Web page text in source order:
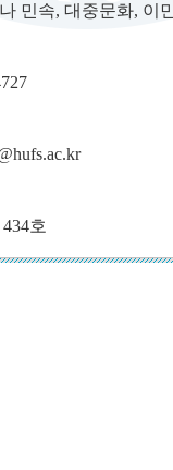
민속, 대중문화, 이
호